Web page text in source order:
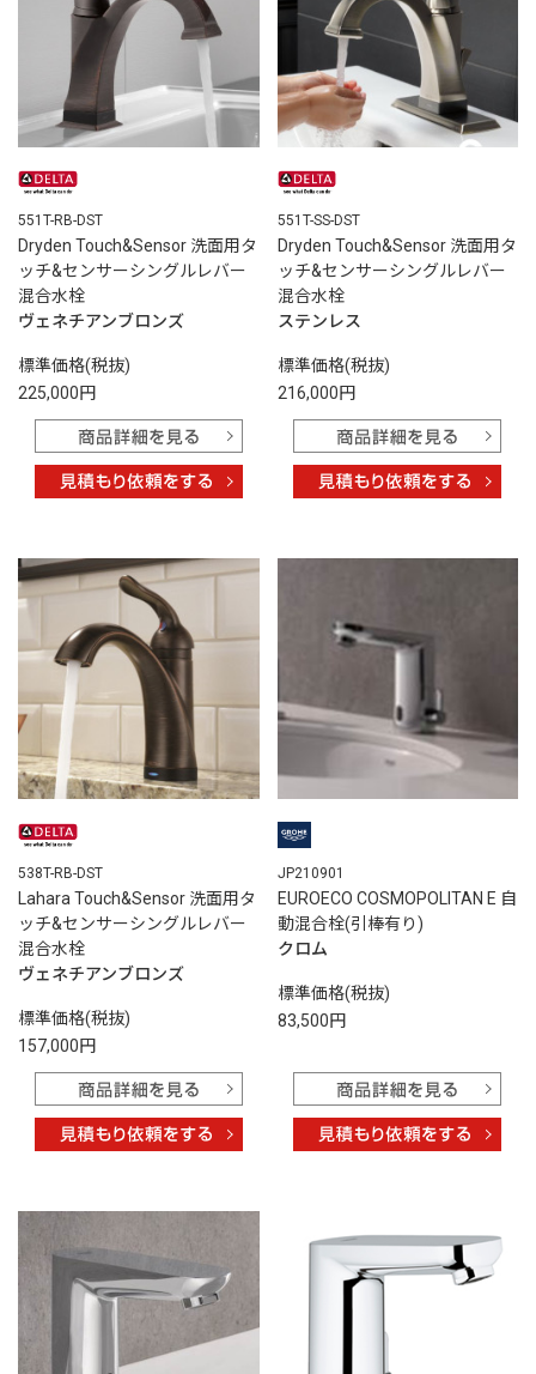
551T-RB-DST
Dryden Touch&Sensor 洗面用タ
ッチ&センサーシングルレバー
混合水栓
ヴェネチアンブロンズ
標準価格(税抜)
225,000円
551T-SS-DST
Dryden Touch&Sensor 洗面用タ
ッチ&センサーシングルレバー
混合水栓
ステンレス
標準価格(税抜)
216,000円
538T-RB-DST
Lahara Touch&Sensor 洗面用タ
ッチ&センサーシングルレバー
混合水栓
ヴェネチアンブロンズ
標準価格(税抜)
157,000円
JP210901
EUROECO COSMOPOLITAN E 自
動混合栓(引棒有り)
クロム
標準価格(税抜)
83,500円